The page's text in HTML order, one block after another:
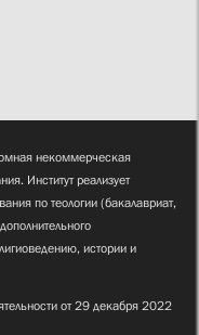
некоммерческая
Институт реализует
по теологии (бакалавриат,
истории и
от 29 декабря 2022